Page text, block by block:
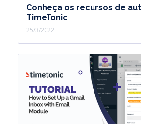
Conheça os recursos de
TimeTonic
25/3/2022